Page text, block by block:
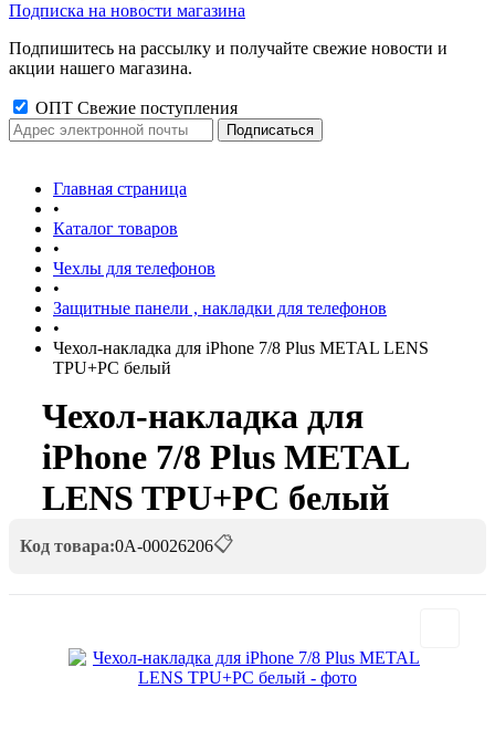
Подписка на новости магазина
Подпишитесь на рассылку и получайте свежие новости и
акции нашего магазина.
ОПТ Свежие поступления
Главная страница
•
Каталог товаров
•
Чехлы для телефонов
•
Защитные панели , накладки для телефонов
•
Чехол-накладка для iPhone 7/8 Plus METAL LENS
TPU+PC белый
Чехол-накладка для
iPhone 7/8 Plus METAL
LENS TPU+PC белый
Код товара:0А-00026206📋